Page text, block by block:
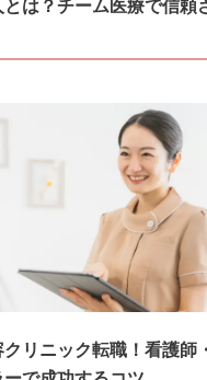
は？チーム医療で信頼
リニック転職！看護師